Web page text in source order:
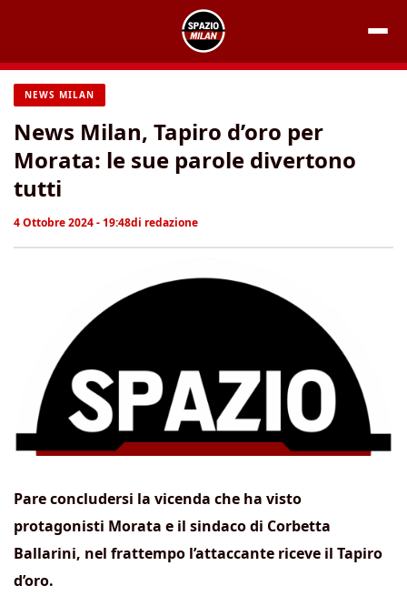
contenuto
NEWS MILAN
News Milan, Tapiro d’oro per
Morata: le sue parole divertono
tutti
4 Ottobre 2024 - 19:48di redazione
Pare concludersi la vicenda che ha visto
protagonisti Morata e il sindaco di Corbetta
Ballarini, nel frattempo l’attaccante riceve il Tapiro
d’oro.